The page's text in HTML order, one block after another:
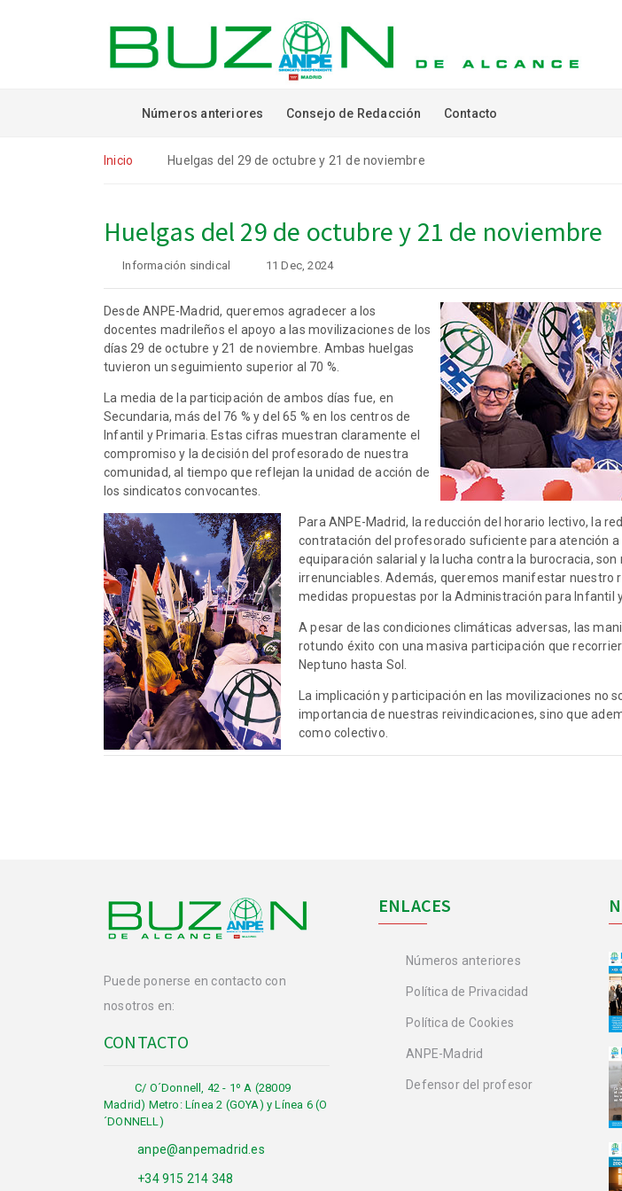
Números anteriores Consejo de Redacción Contacto
Inicio Huelgas del 29 de octubre y 21 de noviembre
Huelgas del 29 de octubre y 21 de noviembre
Información sindical 11 Dec, 2024
Desde ANPE-Madrid, queremos agradecer a los
docentes madrileños el apoyo a las movilizaciones de los
días 29 de octubre y 21 de noviembre. Ambas huelgas
tuvieron un seguimiento superior al 70 %.
La media de la participación de ambos días fue, en
Secundaria, más del 76 % y del 65 % en los centros de
Infantil y Primaria. Estas cifras muestran claramente el
compromiso y la decisión del profesorado de nuestra
comunidad, al tiempo que reflejan la unidad de acción de
los sindicatos convocantes.
Para ANPE-Madrid, la reducción del horario lectivo, la
contratación del profesorado suficiente para atención a
equiparación salarial y la lucha contra la burocracia, son
irrenunciables. Además, queremos manifestar nuestro
medidas propuestas por la Administración para Infantil
A pesar de las condiciones climáticas adversas, las
rotundo éxito con una masiva participación que
Neptuno hasta Sol.
La implicación y participación en las movilizaciones no
importancia de nuestras reivindicaciones, sino que
como colectivo.
Puede ponerse en contacto con
nosotros en:
CONTACTO
C/ O´Donnell, 42 - 1º A (28009
Madrid) Metro: Línea 2 (GOYA) y Línea 6 (O
´DONNELL)
anpe@anpemadrid.es
+34 915 214 348
ENLACES
Números anteriores
Política de Privacidad
Política de Cookies
ANPE-Madrid
Defensor del profesor